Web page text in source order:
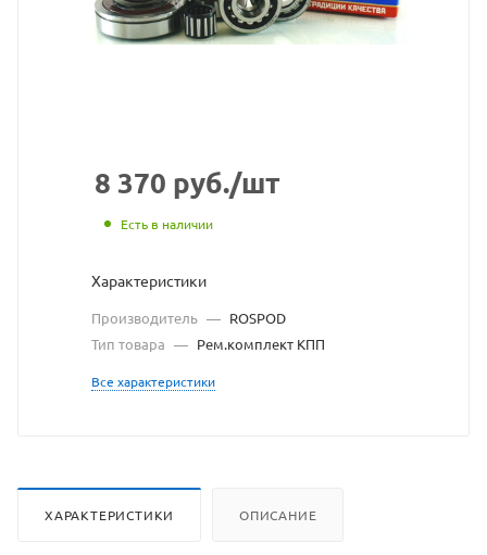
сайта
8 370 руб./шт
Есть в наличии
Характеристики
Производитель — ROSPOD
Тип товара — Рем.комплект КПП
Все характеристики
ХАРАКТЕРИСТИКИ ОПИСАНИЕ